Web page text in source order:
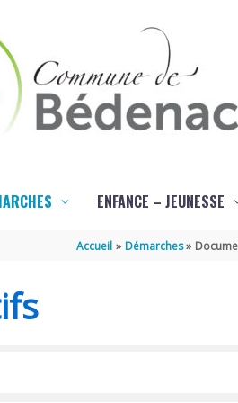
ENFANCE – JEUNESSE
Accueil Démarches